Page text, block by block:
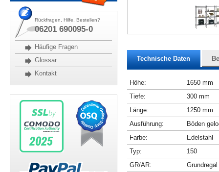
Rückfragen, Hilfe, Bestellen?
06201 690095-0
Häufige Fragen
Glossar
Kontakt
Technische Daten
Höhe:
1650 mm
Tiefe:
300 mm
Länge:
1250 mm
Ausführung:
Böden
Farbe:
Edelstahl
Typ:
150
GR/AR:
Grundregal